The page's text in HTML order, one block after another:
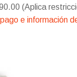
(Aplica
e información